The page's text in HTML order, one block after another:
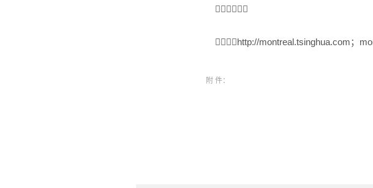

http://montreal.tsinghua.com；
附 件：